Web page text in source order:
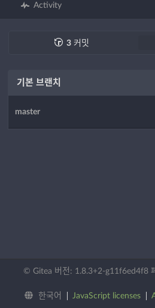
Activity
3커밋
기본 브랜치
master
© Gitea 버전: 1.8.3+2-g11f6ed4f8
한국어 JavaScript licenses